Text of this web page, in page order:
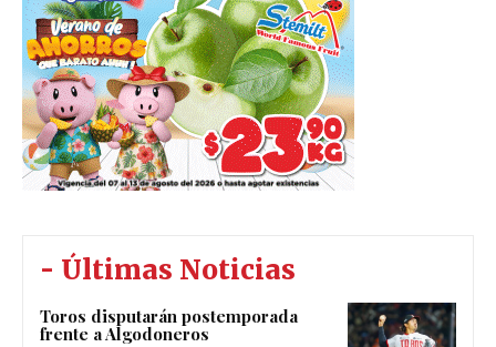
- Últimas Noticias
Toros disputarán postemporada
frente a Algodoneros